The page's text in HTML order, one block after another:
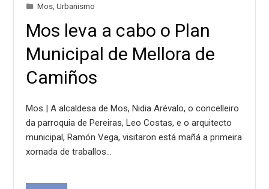
Mos ,Urbanismo
Mos leva a cabo o Plan
Municipal de Mellora de
Camiños
Mos | A alcaldesa de Mos, Nidia Arévalo, o concelleiro
da parroquia de Pereiras, Leo Costas, e o arquitecto
municipal, Ramón Vega, visitaron está mañá a primeira
xornada de traballos…